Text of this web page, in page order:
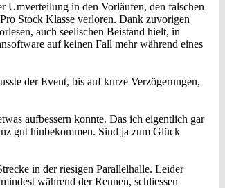
Umverteilung in den Vorläufen, den falschen
Stock Klasse verloren. Dank zuvorigen
auch seelischen Beistand hielt, in
auf keinen Fall mehr während eines
der Event, bis auf kurze Verzögerungen,
aufbessern konnte. Das ich eigentlich gar
gut hinbekommen. Sind ja zum Glück
in der riesigen Parallelhalle. Leider
während der Rennen, schliessen